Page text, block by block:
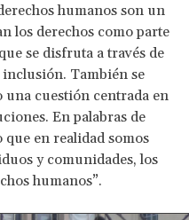
humanos son un
los derechos como parte
se disfruta a través de
También se
una cuestión centrada en
En palabras de
que en realidad somos
y comunidades, los
humanos”.